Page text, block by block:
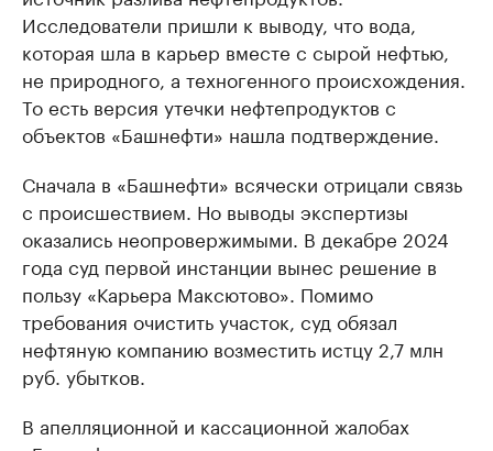
Исследователи пришли к выводу, что вода,
которая шла в карьер вместе с сырой нефтью,
не природного, а техногенного происхождения.
То есть версия утечки нефтепродуктов с
объектов «Башнефти» нашла подтверждение.
Сначала в «Башнефти» всячески отрицали связь
с происшествием. Но выводы экспертизы
оказались неопровержимыми. В декабре 2024
года суд первой инстанции вынес решение в
пользу «Карьера Максютово». Помимо
требования очистить участок, суд обязал
нефтяную компанию возместить истцу 2,7 млн
руб. убытков.
В апелляционной и кассационной жалобах